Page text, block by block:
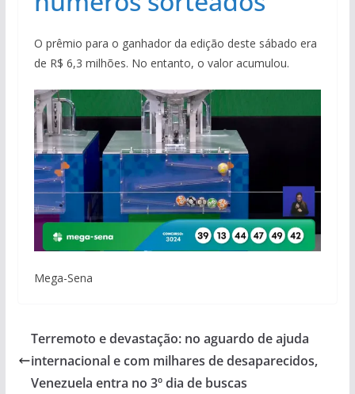
O prêmio para o ganhador da edição deste sábado era
de R$ 6,3 milhões. No entanto, o valor acumulou.
Mega-Sena
Terremoto e devastação: no aguardo de ajuda
internacional e com milhares de desaparecidos,
Venezuela entra no 3º dia de buscas